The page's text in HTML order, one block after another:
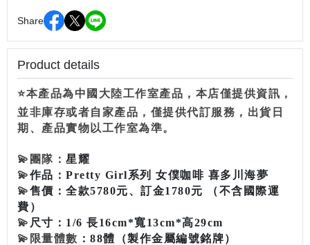
Share
Product details
⭐本產品為中國大陸工作室產品，本店僅提供資訊，
並非庫存或者自家產品，僅提供代訂服務，出貨日
期、產品實物以工作室為準。
💫 團隊： 星耀
💫作品：Pretty Girl系列 女僕咖啡 喜多川海夢
💫售價：全款5780元、訂金1780元 （不含國際運
費）
💫 尺寸：1/6 長16cm*寬13cm*高29cm
💫 限量體數 ：88體（製作金屬編號銘牌）